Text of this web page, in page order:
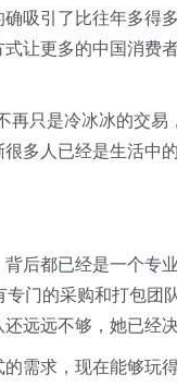
吸引了比往年多得
让更多的中国消费
只是冷冰冰的交易
多人已经是生活中
后都已经是一个专
门的采购和打包团
远远不够，她已经决
需求，现在能够玩